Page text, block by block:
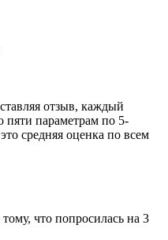
отзыв, каждый
пяти параметрам по 5-
средняя оценка по всем
что попросилась на 3